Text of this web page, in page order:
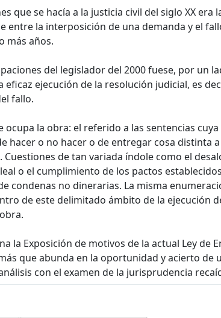
que se hacía a la justicia civil del siglo XX
entre la interposición de una demanda y el
más años.
del legislador del 2000 fuese, por un
ejecución de la resolución judicial, es
fallo.
ocupa la obra: el referido a las sentencias
hacer o no hacer o de entregar cosa distinta
de tan variada índole como el
o el cumplimiento de los pactos
condenas no dinerarias. La misma
de este delimitado ámbito de la ejecución
la Exposición de motivos de la actual Ley de
que abunda en la oportunidad y acierto de
con el examen de la jurisprudencia